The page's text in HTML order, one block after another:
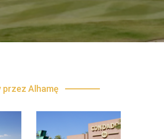
przez Alhamę